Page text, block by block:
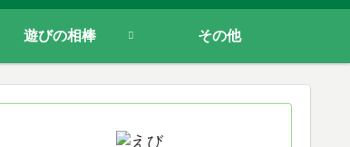
遊びの相棒 その他